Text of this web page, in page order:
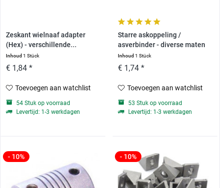
Zeskant wielnaaf adapter
(Hex) - verschillende...
Inhoud1 Stück
€ 1,84 *
Toevoegen aan watchlist
54 Stuk op voorraad
Levertijd: 1-3 werkdagen
Starre askoppeling /
asverbinder - diverse maten
Inhoud 1 Stück
€ 1,74 *
Toevoegen aan watchlist
53 Stuk op voorraad
Levertijd: 1-3 werkdagen
- 10% - 10%